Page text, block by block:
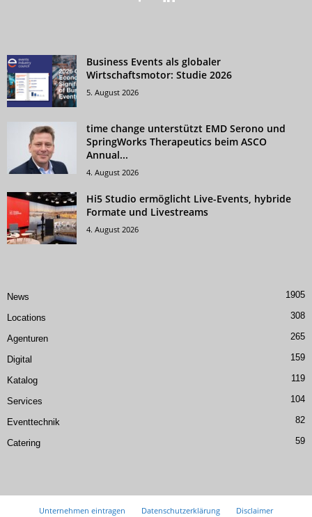
Business Events als globaler
Wirtschaftsmotor: Studie 2026
5. August 2026
time change unterstützt EMD Serono und
SpringWorks Therapeutics beim ASCO
Annual...
4. August 2026
Hi5 Studio ermöglicht Live-Events, hybride
Formate und Livestreams
4. August 2026
News 1905
Locations 308
Agenturen 265
Digital 159
Katalog 119
Services 104
Eventtechnik 82
Catering 59
Unternehmen eintragen Datenschutzerklärung
Disclaimer